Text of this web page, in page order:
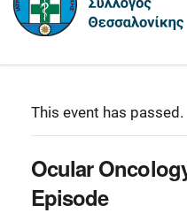
This event has passed.
Ocular
Episode